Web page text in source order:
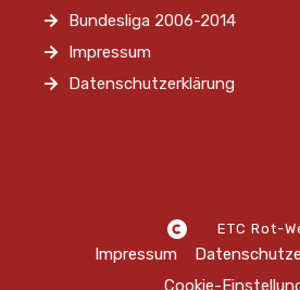
Bundesliga 2006-2014
Impressum
Datenschutzerklärung
ETC Rot-
Impressum
Cookie-